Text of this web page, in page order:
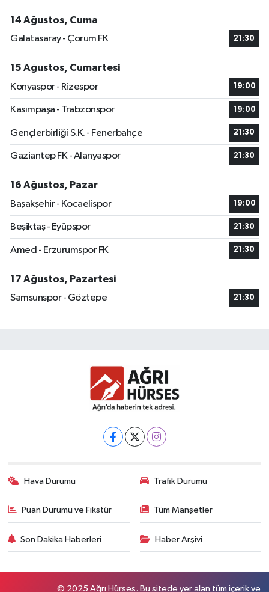
14 Ağustos, Cuma
Galatasaray - Çorum FK
21:30
15 Ağustos, Cumartesi
Konyaspor - Rizespor
19:00
Kasımpaşa - Trabzonspor 19:00
Gençlerbirliği S.K. - Fenerbahçe 21:30
Gaziantep FK - Alanyaspor 21:30
16 Ağustos, Pazar
Başakşehir - Kocaelispor
19:00
Beşiktaş - Eyüpspor 21:30
Amed - Erzurumspor FK 21:30
17 Ağustos, Pazartesi
Samsunspor - Göztepe
21:30
Hava Durumu Trafik Durumu
Puan Durumu ve Fikstür Tüm Manşetler
Son Dakika Haberleri Haber Arşivi
© 2025 Ağrı Hürses. Bu sitede yer alan tüm içerik ve